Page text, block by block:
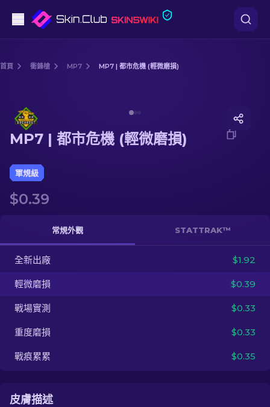
狙擊步槍
匕首
手套
武器箱
其他
首頁 衝鋒槍 MP7 MP7 | 都市危機 (輕微磨損)
MP7 | 都市危機 (輕微磨損)
軍規級
$0.39
常規外觀 STATTRAK™
全新出廠 $1.92
輕微磨損 $0.39
戰場實測 $0.33
重度磨損 $0.33
戰痕累累 $0.35
皮膚描述